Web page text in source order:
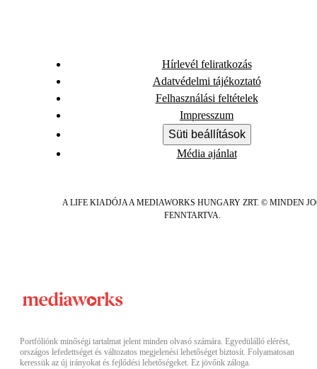
Hírlevél feliratkozás
Adatvédelmi tájékoztató
Felhasználási feltételek
Impresszum
Süti beállítások
Média ajánlat
A LIFE KIADÓJA A MEDIAWORKS HUNGARY ZRT. © MINDEN
FENNTARTVA.
Portfóliónk minőségi tartalmat jelent minden olvasó számára. Egyedülálló elérést,
országos lefedettséget és változatos megjelenési lehetőséget biztosít. Folyamatosan
keressük az új irányokat és fejlődési lehetőségeket. Ez jövőnk záloga.